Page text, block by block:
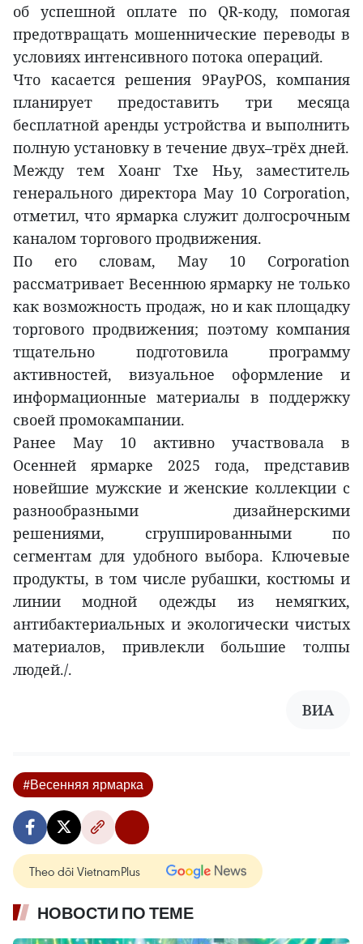
об успешной оплате по QR-коду, помогая
предотвращать мошеннические переводы в
условиях интенсивного потока операций.
Что касается решения 9PayPOS, компания
планирует предоставить три месяца
бесплатной аренды устройства и выполнить
полную установку в течение двух–трёх дней.
Между тем Хоанг Тхе Ньу, заместитель
генерального директора May 10 Corporation,
отметил, что ярмарка служит долгосрочным
каналом торгового продвижения.
По его словам, May 10 Corporation
рассматривает Весеннюю ярмарку не только
как возможность продаж, но и как площадку
торгового продвижения; поэтому компания
тщательно подготовила программу
активностей, визуальное оформление и
информационные материалы в поддержку
своей промокампании.
Ранее May 10 активно участвовала в
Осенней ярмарке 2025 года, представив
новейшие мужские и женские коллекции с
разнообразными дизайнерскими
решениями, сгруппированными по
сегментам для удобного выбора. Ключевые
продукты, в том числе рубашки, костюмы и
линии модной одежды из немягких,
антибактериальных и экологически чистых
материалов, привлекли большие толпы
людей./.
ВИА
#Весенняя ярмарка
Theo dõi VietnamPlus
НОВОСТИ ПО ТЕМЕ